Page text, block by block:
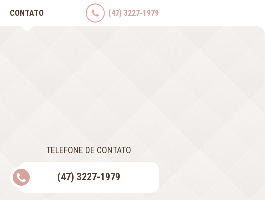
CONTATO (47) 3227-1979
TELEFONE DE CONTATO
(47) 3227-1979